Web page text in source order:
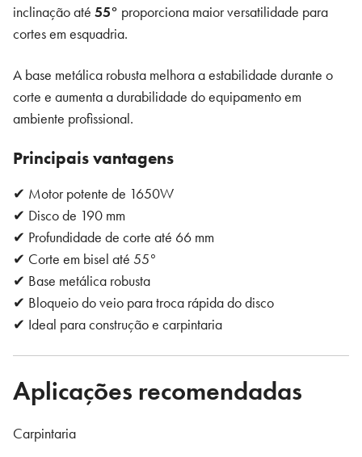
inclinação até 55° proporciona maior versatilidade para
cortes em esquadria.
A base metálica robusta melhora a estabilidade durante o
corte e aumenta a durabilidade do equipamento em
ambiente profissional.
Principais vantagens
✔ Motor potente de 1650W
✔ Disco de 190 mm
✔ Profundidade de corte até 66 mm
✔ Corte em bisel até 55°
✔ Base metálica robusta
✔ Bloqueio do veio para troca rápida do disco
✔ Ideal para construção e carpintaria
Aplicações recomendadas
Carpintaria